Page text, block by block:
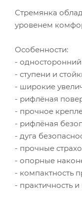
Стремянка
уровенем
Особенности:
-
- ступени и
- широкие
- рифлёная
- прочное
- рифлёная
- дуга
- прочные
- опорные
- компактность
- практичность